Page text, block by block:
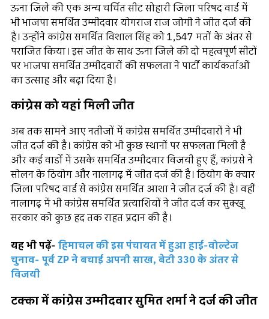
ऊना जिले की एक अन्य चर्चित सीट सोहारी जिला परिषद वार्ड में
भी भाजपा समर्थित उम्मीदवार योगराज राज जोगी ने जीत दर्ज की
है। उन्होंने कांग्रेस समर्थित विशाल सिंह को 1,547 मतों के अंतर से
पराजित किया। इस जीत के साथ ऊना जिले की दो महत्वपूर्ण सीटों
पर भाजपा समर्थित उम्मीदवारों की सफलता ने पार्टी कार्यकर्ताओं
का उत्साह और बढ़ा दिया है।
कांग्रेस को यहां मिली जीत
अब तक सामने आए नतीजों में कांग्रेस समर्थित उम्मीदवारों ने भी
जीत दर्ज की है। कांग्रेस को भी कुछ स्थानों पर सफलता मिली है
और कई वार्डों में उसके समर्थित उम्मीदवार विजयी हुए हैं, कांग्रसे ने
सोलन के ठियोग और नालागढ़ में जीत दर्ज की है। ठियोग के क्यार
जिला परिषद वार्ड से कांग्रेस समर्थित आशा ने जीत दर्ज की है। वहीं
नालागढ़ में भी कांग्रेस समर्थित प्रत्याशियों ने जीत दर्ज कर सुक्खू
सरकार को कुछ हद तक राहत प्रदान की है।
यह भी पढ़ें- हिमाचल की इस पंचायत में हुआ हाई-वोल्टेज
चुनाव- पूर्व ZP ने बचाई अपनी साख, बेटी 330 के अंतर से
विजयी
टक्का में कांग्रेस उम्मीदवार सुमित शर्मा ने दर्ज की जीत